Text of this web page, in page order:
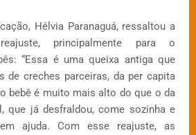
Hélvia Paranaguá, ressaltou a
principalmente para o
“Essa é uma queixa antiga que
de creches parceiras, da per capita
bebê é muito mais alto do que o da
que já desfraldou, come sozinha e
ajuda. Com esse reajuste, as